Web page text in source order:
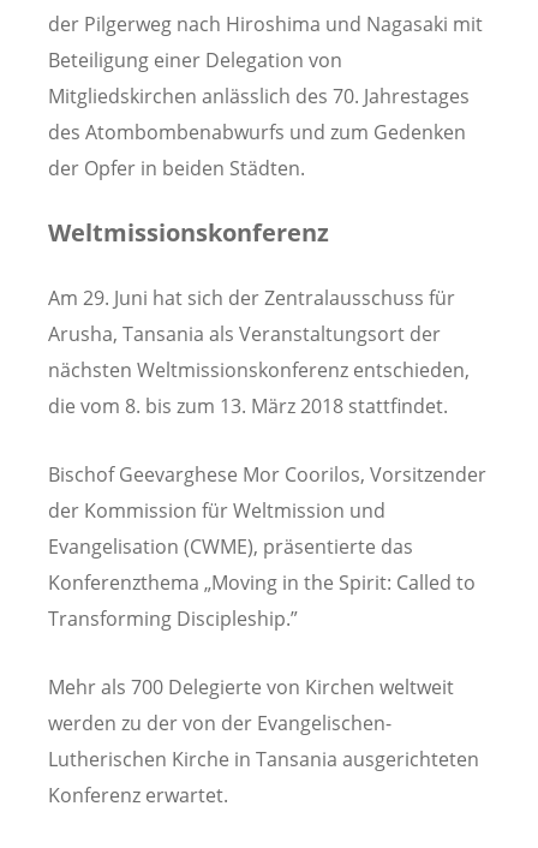
der Pilgerweg nach Hiroshima und Nagasaki mit
Beteiligung einer Delegation von
Mitgliedskirchen anlässlich des 70. Jahrestages
des Atombombenabwurfs und zum Gedenken
der Opfer in beiden Städten.
Weltmissionskonferenz
Am 29. Juni hat sich der Zentralausschuss für
Arusha, Tansania als Veranstaltungsort der
nächsten Weltmissionskonferenz entschieden,
die vom 8. bis zum 13. März 2018 stattfindet.
Bischof Geevarghese Mor Coorilos, Vorsitzender
der Kommission für Weltmission und
Evangelisation (CWME), präsentierte das
Konferenzthema „Moving in the Spirit: Called to
Transforming Discipleship.”
Mehr als 700 Delegierte von Kirchen weltweit
werden zu der von der Evangelischen-
Lutherischen Kirche in Tansania ausgerichteten
Konferenz erwartet.